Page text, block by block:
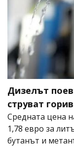
Дизелът
струват
Средната цена
1,78 евро за
бутанът и